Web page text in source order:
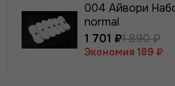
004 Айвори
normal
1 701 ₽1 890 ₽
Экономия 189 ₽